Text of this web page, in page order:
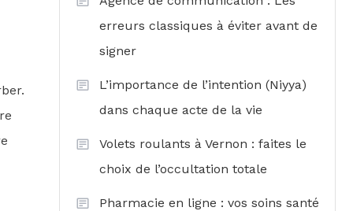
erreurs classiques à éviter avant de
signer
L’importance de l’intention (Niyya)
dans chaque acte de la vie
Volets roulants à Vernon : faites le
choix de l’occultation totale
Pharmacie en ligne : vos soins santé